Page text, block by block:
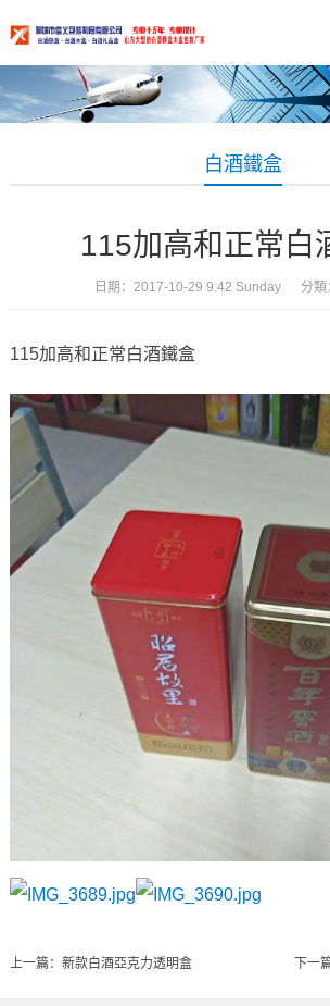
白酒鐵盒
115加高和正常白
日期：2017-10-29 9:42 Sunday 分類
115加高和正常白酒鐵盒
上一篇： 新款白酒亞克力透明盒 下一